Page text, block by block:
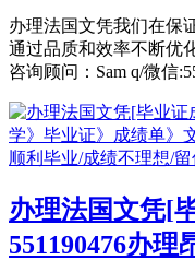
办理法国文凭我们在保
通过品质和效率不断优
咨询顾问：Sam q/微信
办理法国文凭[
551190476办